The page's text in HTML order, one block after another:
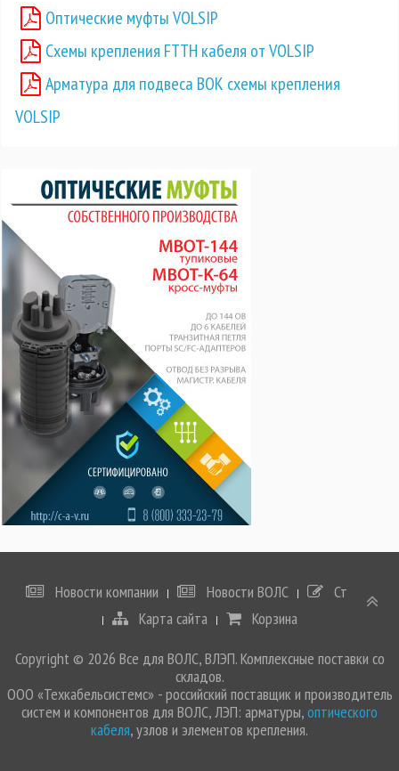
Оптические муфты VOLSIP
Схемы крепления FTTH кабеля от VOLSIP
Арматура для подвеса ВОК схемы крепления
VOLSIP
Новости компании Новости ВОЛС
Статьи
Карта сайта
Корзина
Copyright © 2026 Все для ВОЛС, ВЛЭП. Комплексные поставки со
складов.
ООО «Техкабельсистемс» - российский поставщик и производитель
систем и компонентов для ВОЛС, ЛЭП: арматуры,оптического
кабеля, узлов и элементов крепления.